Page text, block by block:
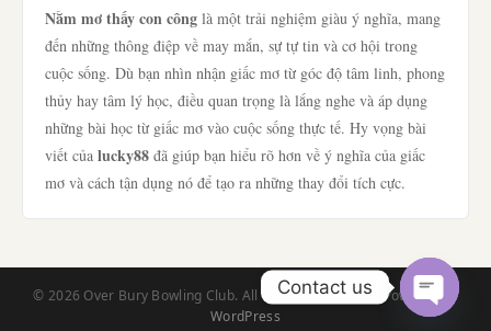
Nằm mơ thấy con công là một trải nghiệm giàu ý nghĩa, mang
đến những thông điệp về may mắn, sự tự tin và cơ hội trong
cuộc sống. Dù bạn nhìn nhận giấc mơ từ góc độ tâm linh, phong
thủy hay tâm lý học, điều quan trọng là lắng nghe và áp dụng
những bài học từ giấc mơ vào cuộc sống thực tế. Hy vọng bài
viết của lucky88 đã giúp bạn hiểu rõ hơn về ý nghĩa của giấc
mơ và cách tận dụng nó để tạo ra những thay đổi tích cực.
© 2026 Over Bury Bowling Club. All Rights Reserved. | Powered by
WordPress
Contact us